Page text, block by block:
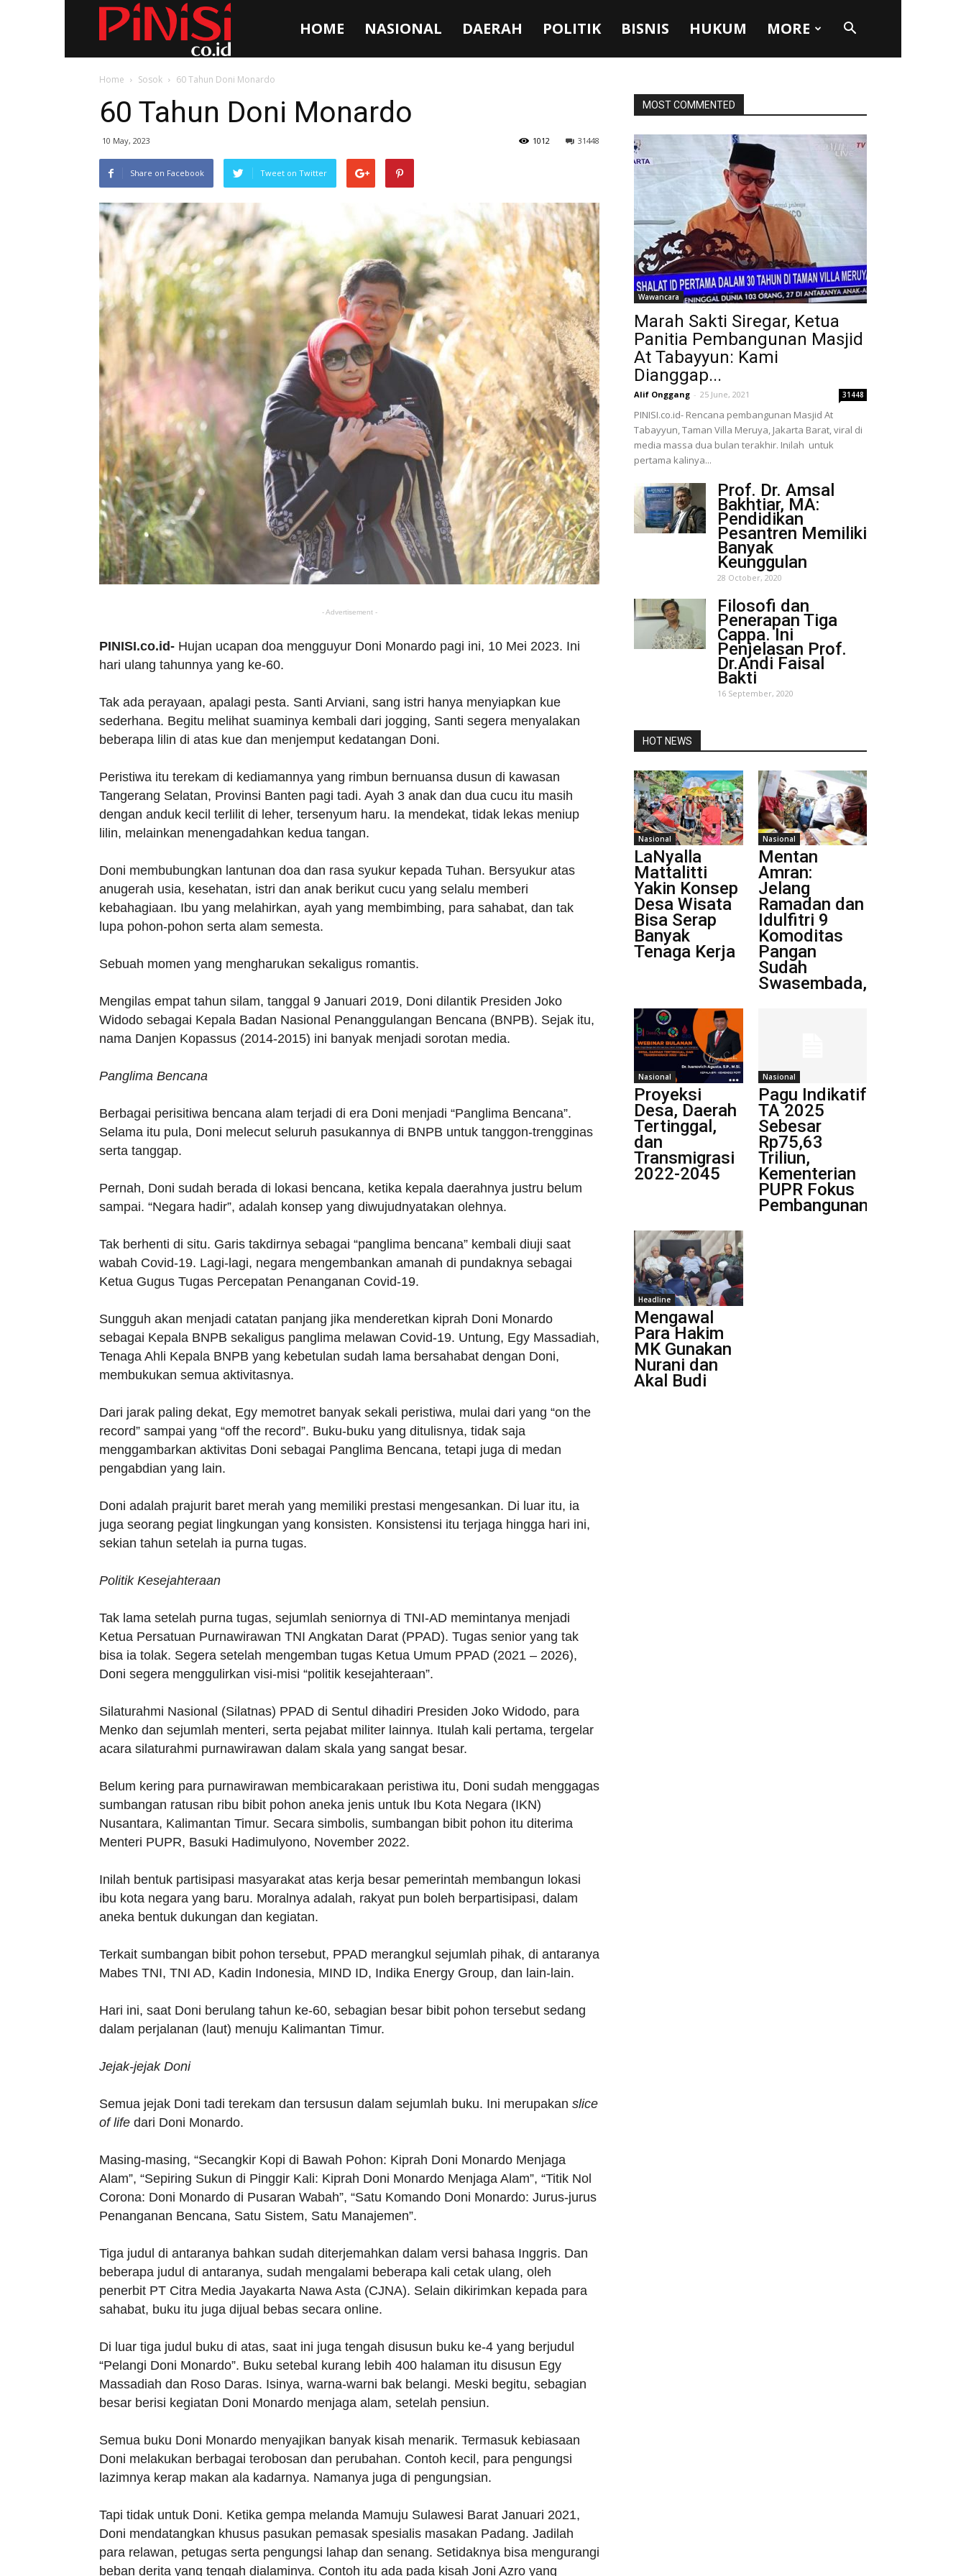
HOME NASIONAL DAERAH POLITIK BISNIS HUKUM MORE
Home Sosok 60 Tahun Doni Monardo
60 Tahun Doni Monardo
10 May, 2023 31448
1012
Share on Facebook Tweet on Twitter
- Advertisement -
PINISI.co.id- Hujan ucapan doa mengguyur Doni Monardo pagi ini, 10 Mei 2023. Ini
hari ulang tahunnya yang ke-60.
Tak ada perayaan, apalagi pesta. Santi Arviani, sang istri hanya menyiapkan kue
sederhana. Begitu melihat suaminya kembali dari jogging, Santi segera menyalakan
beberapa lilin di atas kue dan menjemput kedatangan Doni.
Peristiwa itu terekam di kediamannya yang rimbun bernuansa dusun di kawasan
Tangerang Selatan, Provinsi Banten pagi tadi. Ayah 3 anak dan dua cucu itu masih
dengan anduk kecil terlilit di leher, tersenyum haru. Ia mendekat, tidak lekas meniup
lilin, melainkan menengadahkan kedua tangan.
Doni membubungkan lantunan doa dan rasa syukur kepada Tuhan. Bersyukur atas
anugerah usia, kesehatan, istri dan anak berikut cucu yang selalu memberi
kebahagiaan. Ibu yang melahirkan, ayah yang membimbing, para sahabat, dan tak
lupa pohon-pohon serta alam semesta.
Sebuah momen yang mengharukan sekaligus romantis.
Mengilas empat tahun silam, tanggal 9 Januari 2019, Doni dilantik Presiden Joko
Widodo sebagai Kepala Badan Nasional Penanggulangan Bencana (BNPB). Sejak itu,
nama Danjen Kopassus (2014-2015) ini banyak menjadi sorotan media.
Panglima Bencana
Berbagai perisitiwa bencana alam terjadi di era Doni menjadi “Panglima Bencana”.
Selama itu pula, Doni melecut seluruh pasukannya di BNPB untuk tanggon-trengginas
serta tanggap.
Pernah, Doni sudah berada di lokasi bencana, ketika kepala daerahnya justru belum
sampai. “Negara hadir”, adalah konsep yang diwujudnyatakan olehnya.
Tak berhenti di situ. Garis takdirnya sebagai “panglima bencana” kembali diuji saat
wabah Covid-19. Lagi-lagi, negara mengembankan amanah di pundaknya sebagai
Ketua Gugus Tugas Percepatan Penanganan Covid-19.
Sungguh akan menjadi catatan panjang jika menderetkan kiprah Doni Monardo
sebagai Kepala BNPB sekaligus panglima melawan Covid-19. Untung, Egy Massadiah,
Tenaga Ahli Kepala BNPB yang kebetulan sudah lama bersahabat dengan Doni,
membukukan semua aktivitasnya.
Dari jarak paling dekat, Egy memotret banyak sekali peristiwa, mulai dari yang “on the
record” sampai yang “off the record”. Buku-buku yang ditulisnya, tidak saja
menggambarkan aktivitas Doni sebagai Panglima Bencana, tetapi juga di medan
pengabdian yang lain.
Doni adalah prajurit baret merah yang memiliki prestasi mengesankan. Di luar itu, ia
juga seorang pegiat lingkungan yang konsisten. Konsistensi itu terjaga hingga hari ini,
sekian tahun setelah ia purna tugas.
Politik Kesejahteraan
Tak lama setelah purna tugas, sejumlah seniornya di TNI-AD memintanya menjadi
Ketua Persatuan Purnawirawan TNI Angkatan Darat (PPAD). Tugas senior yang tak
bisa ia tolak. Segera setelah mengemban tugas Ketua Umum PPAD (2021 – 2026),
Doni segera menggulirkan visi-misi “politik kesejahteraan”.
Silaturahmi Nasional (Silatnas) PPAD di Sentul dihadiri Presiden Joko Widodo, para
Menko dan sejumlah menteri, serta pejabat militer lainnya. Itulah kali pertama, tergelar
acara silaturahmi purnawirawan dalam skala yang sangat besar.
Belum kering para purnawirawan membicarakaan peristiwa itu, Doni sudah menggagas
sumbangan ratusan ribu bibit pohon aneka jenis untuk Ibu Kota Negara (IKN)
Nusantara, Kalimantan Timur. Secara simbolis, sumbangan bibit pohon itu diterima
Menteri PUPR, Basuki Hadimulyono, November 2022.
Inilah bentuk partisipasi masyarakat atas kerja besar pemerintah membangun lokasi
ibu kota negara yang baru. Moralnya adalah, rakyat pun boleh berpartisipasi, dalam
aneka bentuk dukungan dan kegiatan.
Terkait sumbangan bibit pohon tersebut, PPAD merangkul sejumlah pihak, di antaranya
Mabes TNI, TNI AD, Kadin Indonesia, MIND ID, Indika Energy Group, dan lain-lain.
Hari ini, saat Doni berulang tahun ke-60, sebagian besar bibit pohon tersebut sedang
dalam perjalanan (laut) menuju Kalimantan Timur.
Jejak-jejak Doni
Semua jejak Doni tadi terekam dan tersusun dalam sejumlah buku. Ini merupakan slice
of life dari Doni Monardo.
Masing-masing, “Secangkir Kopi di Bawah Pohon: Kiprah Doni Monardo Menjaga
Alam”, “Sepiring Sukun di Pinggir Kali: Kiprah Doni Monardo Menjaga Alam”, “Titik Nol
Corona: Doni Monardo di Pusaran Wabah”, “Satu Komando Doni Monardo: Jurus-jurus
Penanganan Bencana, Satu Sistem, Satu Manajemen”.
Tiga judul di antaranya bahkan sudah diterjemahkan dalam versi bahasa Inggris. Dan
beberapa judul di antaranya, sudah mengalami beberapa kali cetak ulang, oleh
penerbit PT Citra Media Jayakarta Nawa Asta (CJNA). Selain dikirimkan kepada para
sahabat, buku itu juga dijual bebas secara online.
Di luar tiga judul buku di atas, saat ini juga tengah disusun buku ke-4 yang berjudul
“Pelangi Doni Monardo”. Buku setebal kurang lebih 400 halaman itu disusun Egy
Massadiah dan Roso Daras. Isinya, warna-warni bak belangi. Meski begitu, sebagian
besar berisi kegiatan Doni Monardo menjaga alam, setelah pensiun.
Semua buku Doni Monardo menyajikan banyak kisah menarik. Termasuk kebiasaan
Doni melakukan berbagai terobosan dan perubahan. Contoh kecil, para pengungsi
lazimnya kerap makan ala kadarnya. Namanya juga di pengungsian.
Tapi tidak untuk Doni. Ketika gempa melanda Mamuju Sulawesi Barat Januari 2021,
Doni mendatangkan khusus pasukan pemasak spesialis masakan Padang. Jadilah
para relawan, petugas serta pengungsi lahap dan senang. Setidaknya bisa mengurangi
beban derita yang tengah dialaminya. Contoh itu ada pada kisah Joni Azro yang
MOST COMMENTED
Wawancara
Marah Sakti Siregar, Ketua
Panitia Pembangunan Masjid
At Tabayyun: Kami
Dianggap...
Alif Onggang - 25 June, 2021 31448
PINISI.co.id- Rencana pembangunan Masjid At
Tabayyun, Taman Villa Meruya, Jakarta Barat, viral di
media massa dua bulan terakhir. Inilah untuk
pertama kalinya...
Prof. Dr. Amsal
Bakhtiar, MA:
Pendidikan
Pesantren Memiliki
Banyak
Keunggulan
28 October, 2020
Filosofi dan
Penerapan Tiga
Cappa. Ini
Penjelasan Prof.
Dr.Andi Faisal
Bakti
16 September, 2020
HOT NEWS
Nasional
LaNyalla
Mattalitti
Yakin Konsep
Desa Wisata
Bisa Serap
Banyak
Tenaga Kerja
Nasional
Mentan
Amran:
Jelang
Ramadan dan
Idulfitri 9
Komoditas
Pangan
Sudah
Swasembada,...
Nasional
Proyeksi
Desa, Daerah
Tertinggal,
dan
Transmigrasi
2022-2045
Nasional
Pagu Indikatif
TA 2025
Sebesar
Rp75,63
Triliun,
Kementerian
PUPR Fokus
Pembangunan...
Headline
Mengawal
Para Hakim
MK Gunakan
Nurani dan
Akal Budi